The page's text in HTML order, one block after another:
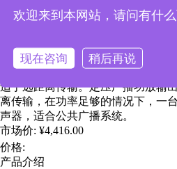
四通道广播功率放大器 4*120W
定压广播功放：普通功放机的输出
适于远距离传输。定压广播功放输
离传输，在功率足够的情况下，一
声器，适合公共广播系统。
市场价: ¥4,416.00
价格:
产品介绍
欢迎来到本网站，请问有什
现在咨询 稍后再说